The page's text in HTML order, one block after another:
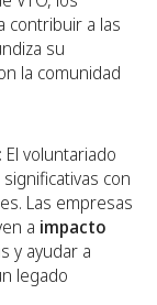
contribuir a las
su
la comunidad
El voluntariado
con
Las empresas
a impacto
y ayudar a
legado